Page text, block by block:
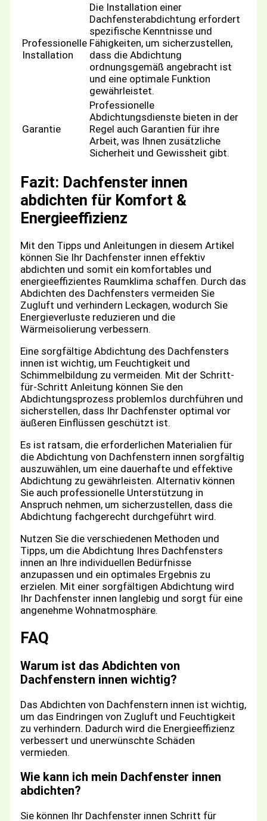
Professionelle
Installation
Die Installation einer
Dachfensterabdichtung erfordert
spezifische Kenntnisse und
Fähigkeiten, um sicherzustellen,
dass die Abdichtung
ordnungsgemäß angebracht ist
und eine optimale Funktion
gewährleistet.
Garantie
Professionelle
Abdichtungsdienste bieten in der
Regel auch Garantien für ihre
Arbeit, was Ihnen zusätzliche
Sicherheit und Gewissheit gibt.
Fazit: Dachfenster innen
abdichten für Komfort &
Energieeffizienz
Mit den Tipps und Anleitungen in diesem Artikel
können Sie Ihr Dachfenster innen effektiv
abdichten und somit ein komfortables und
energieeffizientes Raumklima schaffen. Durch das
Abdichten des Dachfensters vermeiden Sie
Zugluft und verhindern Leckagen, wodurch Sie
Energieverluste reduzieren und die
Wärmeisolierung verbessern.
Eine sorgfältige Abdichtung des Dachfensters
innen ist wichtig, um Feuchtigkeit und
Schimmelbildung zu vermeiden. Mit der Schritt-
für-Schritt Anleitung können Sie den
Abdichtungsprozess problemlos durchführen und
sicherstellen, dass Ihr Dachfenster optimal vor
äußeren Einflüssen geschützt ist.
Es ist ratsam, die erforderlichen Materialien für
die Abdichtung von Dachfenstern innen sorgfältig
auszuwählen, um eine dauerhafte und effektive
Abdichtung zu gewährleisten. Alternativ können
Sie auch professionelle Unterstützung in
Anspruch nehmen, um sicherzustellen, dass die
Abdichtung fachgerecht durchgeführt wird.
Nutzen Sie die verschiedenen Methoden und
Tipps, um die Abdichtung Ihres Dachfensters
innen an Ihre individuellen Bedürfnisse
anzupassen und ein optimales Ergebnis zu
erzielen. Mit einer sorgfältigen Abdichtung wird
Ihr Dachfenster innen langlebig und sorgt für eine
angenehme Wohnatmosphäre.
FAQ
Warum ist das Abdichten von
Dachfenstern innen wichtig?
Das Abdichten von Dachfenstern innen ist wichtig,
um das Eindringen von Zugluft und Feuchtigkeit
zu verhindern. Dadurch wird die Energieeffizienz
verbessert und unerwünschte Schäden
vermieden.
Wie kann ich mein Dachfenster innen
abdichten?
Sie können Ihr Dachfenster innen Schritt für